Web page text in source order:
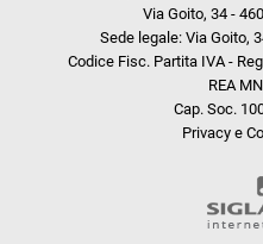
Via Goito, 34 -
Sede legale: Via Goito,
Codice Fisc. Partita IVA -
REA
Cap. Soc.
Privacy e